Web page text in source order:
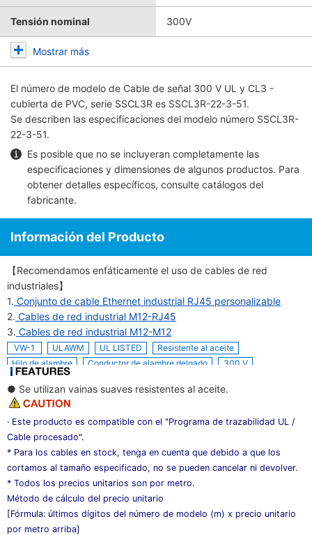
Tensión nominal 300V
Mostrar más
El número de modelo de Cable de señal 300 V UL y CL3 -
cubierta de PVC, serie SSCL3R es SSCL3R-22-3-51.
Se describen las especificaciones del modelo número SSCL3R-
22-3-51.
Es posible que no se incluyeran completamente las
especificaciones y dimensiones de algunos productos. Para
obtener detalles específicos, consulte catálogos del
fabricante.
Información del Producto
【Recomendamos enfáticamente el uso de cables de red
industriales】
1. Conjunto de cable Ethernet industrial RJ45 personalizable
2. Cables de red industrial M12-RJ45
3. Cables de red industrial M12-M12
VW-1 ULAWM UL LISTED
Resistente al aceite
Hilo de alambre
Conductor de alambre delgado 300 V
● Se utilizan vainas suaves resistentes al aceite.
· Este producto es compatible con el "Programa de trazabilidad UL /
Cable procesado".
* Para los cables en stock, tenga en cuenta que debido a que los
cortamos al tamaño especificado, no se pueden cancelar ni devolver.
* Todos los precios unitarios son por metro.
Método de cálculo del precio unitario
[Fórmula: últimos dígitos del número de modelo (m) x precio unitario
por metro arriba]